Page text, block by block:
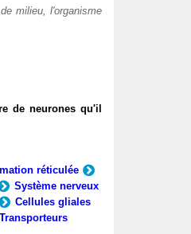
milieu, l'organisme
de neurones qu'il
réticulée
Système nerveux
Cellules gliales
Transporteurs